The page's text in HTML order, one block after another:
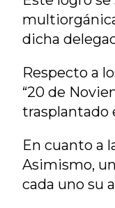
dicha
Respecto a
“20 de
trasplantado
En cuanto a
Asimismo,
cada uno su